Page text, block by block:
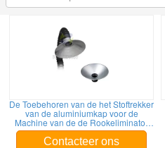
De Toebehoren van de het Stoftrekker
van de aluminiumkap voor de
Machine van de de Rookeliminator
van de Dampentrekker
Contacteer ons